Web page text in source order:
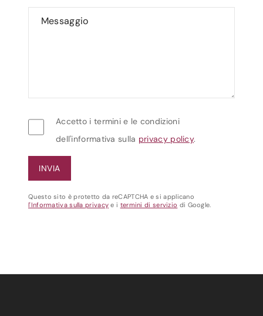
Accetto i termini e le condizioni
dell'informativa sulla privacy policy.
Questo sito è protetto da reCAPTCHA e si applicano
l'Informativa sulla privacy e i termini di servizio di Google.